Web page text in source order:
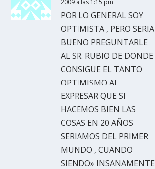
2009 a las 1:15 pm
POR LO GENERAL SOY
OPTIMISTA , PERO SERIA
BUENO PREGUNTARLE
AL SR. RUBIO DE DONDE
CONSIGUE EL TANTO
OPTIMISMO AL
EXPRESAR QUE SI
HACEMOS BIEN LAS
COSAS EN 20 AÑOS
SERIAMOS DEL PRIMER
MUNDO , CUANDO
SIENDO» INSANAMENTE